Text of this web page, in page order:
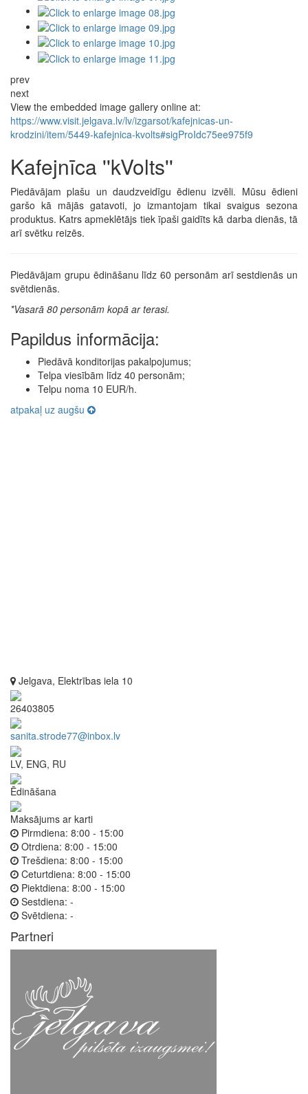
prev
next
View the embedded image gallery online at:
https://www.visit.jelgava.lv/lv/izgarsot/kafejnicas-un-
krodzini/item/5449-kafejnica-kvolts#sigProIdc75ee975f9
Kafejnīca ''kVolts''
Piedāvājam plašu un daudzveidīgu ēdienu izvēli. Mūsu ēdieni
garšo kā mājās gatavoti, jo izmantojam tikai svaigus sezona
produktus. Katrs apmeklētājs tiek īpaši gaidīts kā darba dienās, tā
arī svētku reizēs.
Piedāvājam grupu ēdināšanu līdz 60 personām arī sestdienās un
svētdienās.
*Vasarā 80 personām kopā ar terasi.
Papildus informācija:
Piedāvā konditorijas pakalpojumus;
Telpa viesībām līdz 40 personām;
Telpu noma 10 EUR/h.
atpakaļ uz augšu
Jelgava, Elektrības iela 10
26403805
sanita.strode77@inbox.lv
LV, ENG, RU
Ēdināšana
Maksājums ar karti
Pirmdiena: 8:00 - 15:00
Otrdiena: 8:00 - 15:00
Trešdiena: 8:00 - 15:00
Ceturtdiena: 8:00 - 15:00
Piektdiena: 8:00 - 15:00
Sestdiena: -
Svētdiena: -
Partneri